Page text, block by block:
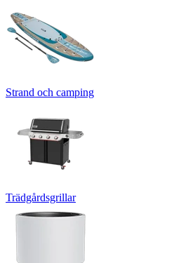
Strand och camping
Trädgårdsgrillar